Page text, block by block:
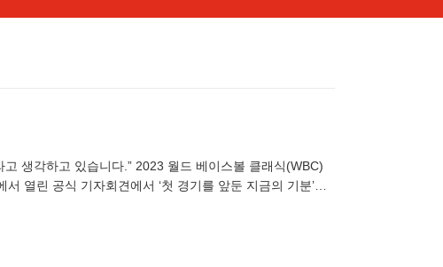
생각하고 있습니다.” 2023 월드 베이스볼 클래식(WBC)
열린 공식 기자회견에서 ‘첫 경기를 앞둔 지금의 기분’에